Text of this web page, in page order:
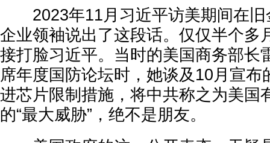
2023年11月习近平访美期间在旧
企业领袖说出了这段话。仅仅半个多
接打脸习近平。当时的美国商务部长
席年度国防论坛时，她谈及10月宣布
进芯片限制措施，将中共称之为美国
的“最大威胁”，绝不是朋友。